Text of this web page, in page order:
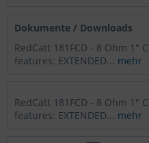
Dokumente / Downloads
RedCatt 181FCD - 8 Ohm 1"
features: EXTENDED... mehr
RedCatt 181FCD - 8 Ohm 1"
features: EXTENDED... mehr